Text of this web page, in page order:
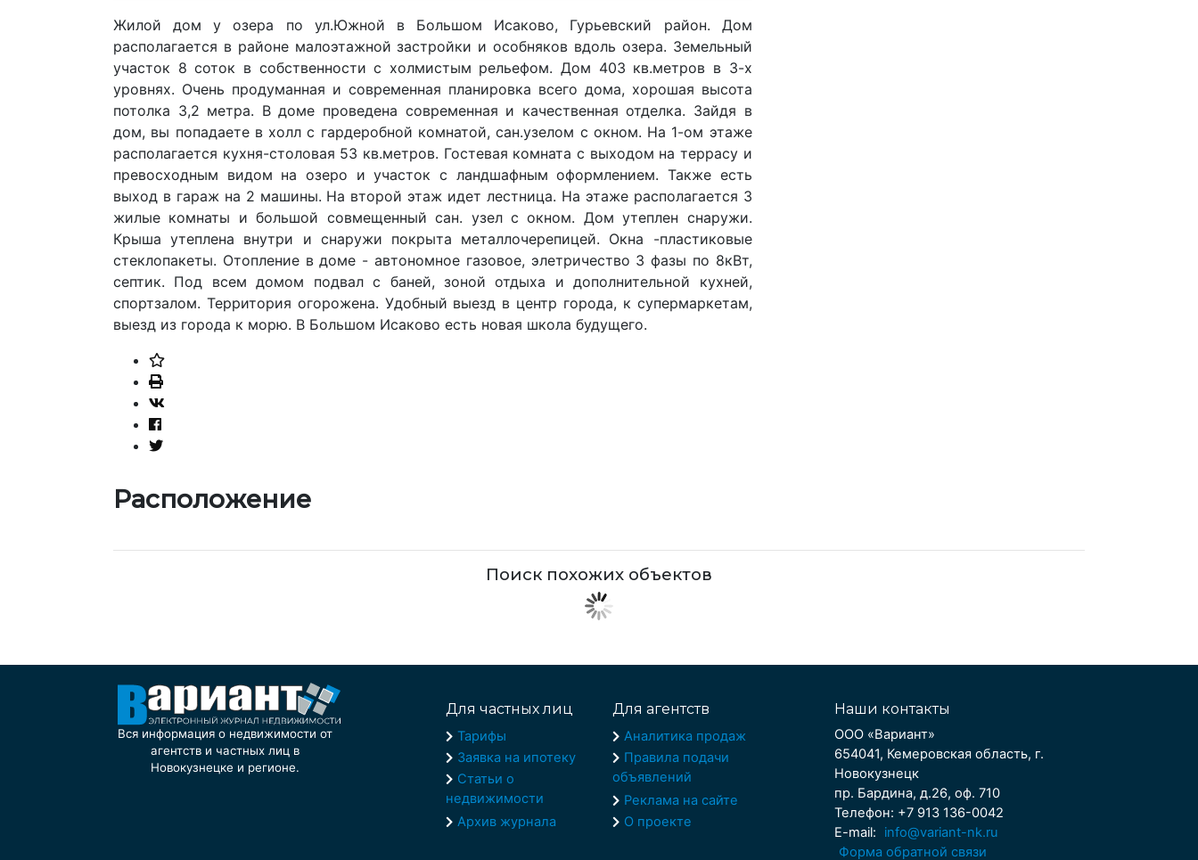
Жилой дом у озера по ул.Южной в Большом Исаково, Гурьевский район. Дом
располагается в районе малоэтажной застройки и особняков вдоль озера. Земельный
участок 8 соток в собственности с холмистым рельефом. Дом 403 кв.метров в 3-х
уровнях. Очень продуманная и современная планировка всего дома, хорошая высота
потолка 3,2 метра. В доме проведена современная и качественная отделка. Зайдя в
дом, вы попадаете в холл с гардеробной комнатой, сан.узелом с окном. На 1-ом этаже
располагается кухня-столовая 53 кв.метров. Гостевая комната с выходом на террасу и
превосходным видом на озеро и участок с ландшафным оформлением. Также есть
выход в гараж на 2 машины. На второй этаж идет лестница. На этаже располагается 3
жилые комнаты и большой совмещенный сан. узел с окном. Дом утеплен снаружи.
Крыша утеплена внутри и снаружи покрыта металлочерепицей. Окна -пластиковые
стеклопакеты. Отопление в доме - автономное газовое, элетричество 3 фазы по 8кВт,
септик. Под всем домом подвал с баней, зоной отдыха и дополнительной кухней,
спортзалом. Территория огорожена. Удобный выезд в центр города, к супермаркетам,
выезд из города к морю. В Большом Исаково есть новая школа будущего.
Расположение
Поиск похожих объектов
Вся информация о недвижимости от
агентств и частных лиц в
Новокузнецке и регионе.
Для частных лиц
Тарифы
Заявка на ипотеку
Статьи о
недвижимости
Архив журнала
Для агентств
Аналитика продаж
Правила подачи
объявлений
Реклама на сайте
О проекте
Наши контакты
ООО «Вариант»
654041, Кемеровская область, г.
Новокузнецк
пр. Бардина, д.26, оф. 710
Телефон: +7 913 136-0042
E-mail:
info@variant-nk.ru
Форма обратной связи